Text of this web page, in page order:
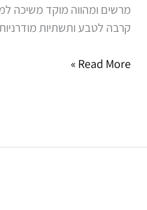
מרשים ומהווה מוקד משיכה
קרבה לטבע ותשתיות
Read More »